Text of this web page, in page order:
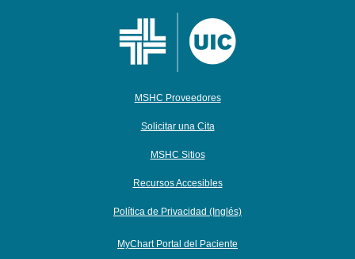
MSHC Proveedores
Solicitar una Cita
MSHC Sitios
Recursos Accesibles
Política de Privacidad (Inglés)
MyChart Portal del Paciente